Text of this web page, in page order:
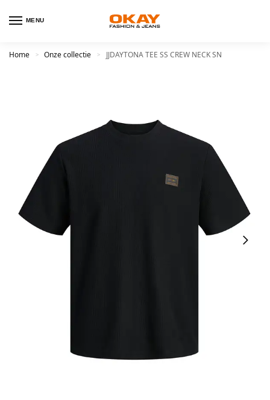
MENU
Home > Onze collectie > JJDAYTONA TEE SS CREW NECK SN